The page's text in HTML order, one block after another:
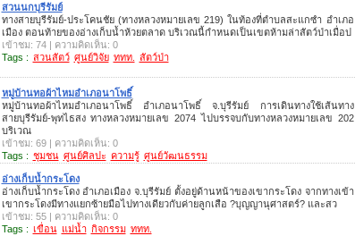
สวนนกบุรีรัมย์
ทางสายบุรีรัมย์-ประโคนชัย (ทางหลวงหมายเลข 219) ในท้องที่ตำบลสะแกซำ อำเภอ
เมือง ตอนท้ายของอ่างเก็บน้ำห้วยตลาด บริเวณนี้กำหนดเป็นเขตห้ามล่าสัตว์ป่าเมื่อป
เข้าชม: 74 | ความคิดเห็น: 0
Tags : สวนสัตว์ ศูนย์วิจัย ททท. สัตว์ป่า
หมู่บ้านทอผ้าไหมอำเภอนาโพธิ์
หมู่บ้านทอผ้าไหมอำเภอนาโพธิ์ อำเภอนาโพธิ์ จ.บุรีรัมย์ การเดินทางใช้เส้นทาง
สายบุรีรัมย์-พุทไธสง ทางหลวงหมายเลข 2074 ไปบรรจบกับทางหลวงหมายเลข 202
บริเวณ
เข้าชม: 69 | ความคิดเห็น: 0
Tags : ชุมชน ศูนย์ศิลปะ ความรู้ ศูนย์วัฒนธรรม
อ่างเก็บน้ำกระโดง
อ่างเก็บน้ำกระโดง อำเภอเมือง จ.บุรีรัมย์ ตั้งอยู่ด้านหน้าของเขากระโดง จากทางเข้า
เขากระโดงมีทางแยกซ้ายมือไปทางเดียวกับค่ายลูกเสือ ?บุญญานุศาสตร์? และสว
เข้าชม: 55 | ความคิดเห็น: 0
Tags : เขื่อน แม่น้ำ กิจกรรม ททท.